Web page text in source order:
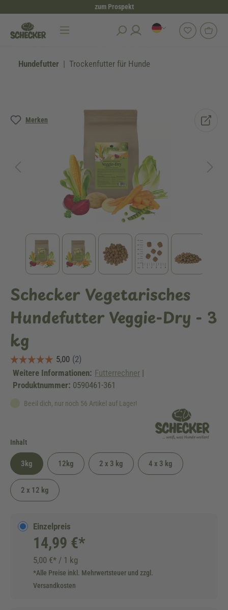
zum Prospekt
Hundefutter Trockenfutter für Hunde
Merken
Bildergalerie überspringen
Schecker Vegetarisches
Hundefutter Veggie-Dry - 3
kg
Weitere Informationen: Futterrechner |
Produktnummer: 0590461-361
Beeil dich, nur noch 56 Artikel auf Lager!
Inhaltauswählen
3kg 12kg 2 x 3 kg 4 x 3 kg
2 x 12 kg
Einzelpreis
14,99 €*
5,00 €* / 1 kg
*Alle Preise inkl. Mehrwertsteuer und zzgl.
Versandkosten